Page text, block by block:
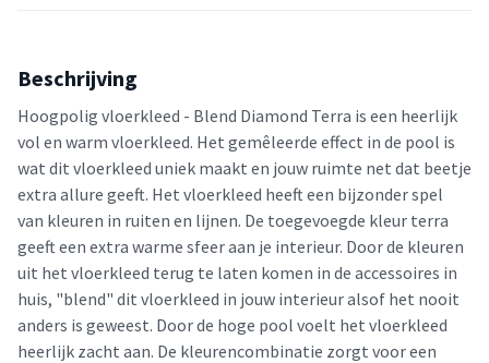
Beschrijving
Hoogpolig vloerkleed - Blend Diamond Terra is een heerlijk
vol en warm vloerkleed. Het gemêleerde effect in de pool is
wat dit vloerkleed uniek maakt en jouw ruimte net dat beetje
extra allure geeft. Het vloerkleed heeft een bijzonder spel
van kleuren in ruiten en lijnen. De toegevoegde kleur terra
geeft een extra warme sfeer aan je interieur. Door de kleuren
uit het vloerkleed terug te laten komen in de accessoires in
huis, "blend" dit vloerkleed in jouw interieur alsof het nooit
anders is geweest. Door de hoge pool voelt het vloerkleed
heerlijk zacht aan. De kleurencombinatie zorgt voor een